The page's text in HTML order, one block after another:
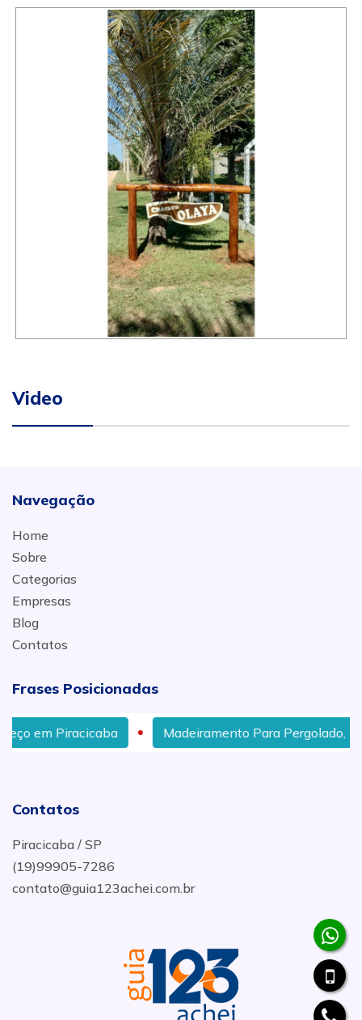
Video
Navegação
Home
Sobre
Categorias
Empresas
Blog
Contatos
Frases Posicionadas
Madeiramento Para Pergolado, em São Pedro
Contatos
Piracicaba / SP
(19)99905-7286
contato@guia123achei.com.br